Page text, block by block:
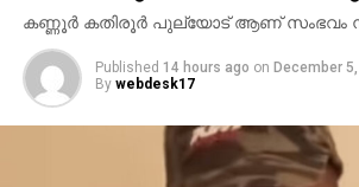
കണ്ണൂര്‍ കതിരൂര്‍ പുല്യോട് ആണ് സംഭവം
Published 14 hours ago on December
By webdesk17